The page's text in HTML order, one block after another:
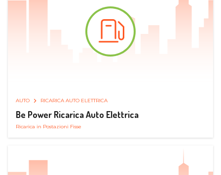
AUTO RICARICA AUTO ELETTRICA
Be Power Ricarica Auto Elettrica
Ricarica in Postazioni Fisse